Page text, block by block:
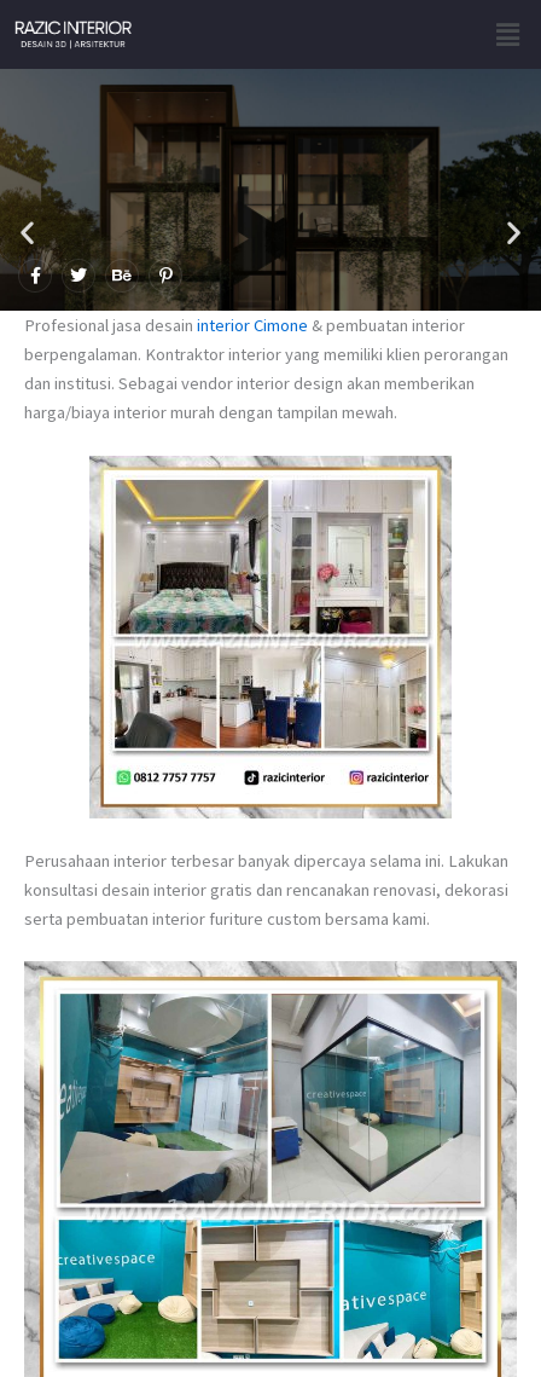
content
F
a
e
b
o
k
f
T
w
t
t
e
r
B
e
h
a
n
c
P
i
n
t
e
r
s
-
Profesional jasa desain interior Cimone & pembuatan interior
berpengalaman. Kontraktor interior yang memiliki klien perorangan
dan institusi. Sebagai vendor interior design akan memberikan
harga/biaya interior murah dengan tampilan mewah.
Perusahaan interior terbesar banyak dipercaya selama ini. Lakukan
konsultasi desain interior gratis dan rencanakan renovasi, dekorasi
serta pembuatan interior furiture custom bersama kami.